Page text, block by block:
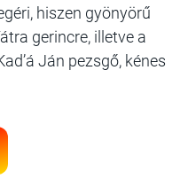
hiszen gyönyörű
gerincre, illetve a
Ján pezsgő, kénes